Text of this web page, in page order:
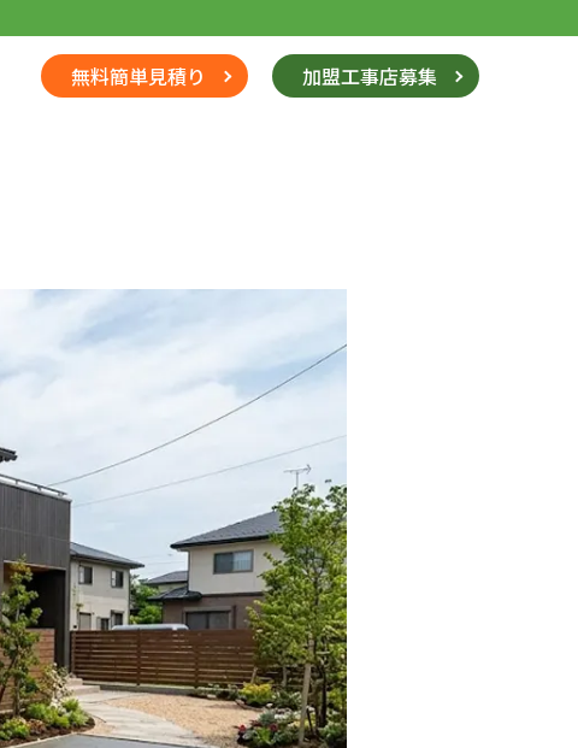
無料簡単見積り 加盟工事店募集